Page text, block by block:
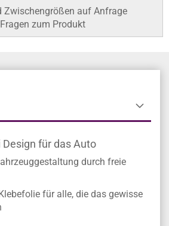
Zwischengrößen auf Anfrage
zum Produkt
für das Auto
durch freie
für alle, die das gewisse